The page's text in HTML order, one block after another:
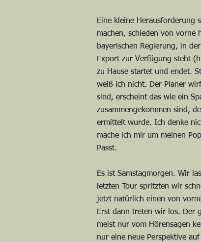
Eine kleine Herausforderung
machen, schieden von vorne
bayerischen Regierung, in
Export zur Verfügung steht (
zu Hause startet und endet.
weiß ich nicht. Der Planer
sind, erscheint das wie ein
zusammengekommen sind,
ermittelt wurde. Ich denke
mache ich mir um meinen
Passt.
Es ist Samstagmorgen. Wir
letzten Tour spritzten wir
jetzt natürlich einen von
Erst dann treten wir los. Der
meist nur vom Hörensagen
nur eine neue Perspektive